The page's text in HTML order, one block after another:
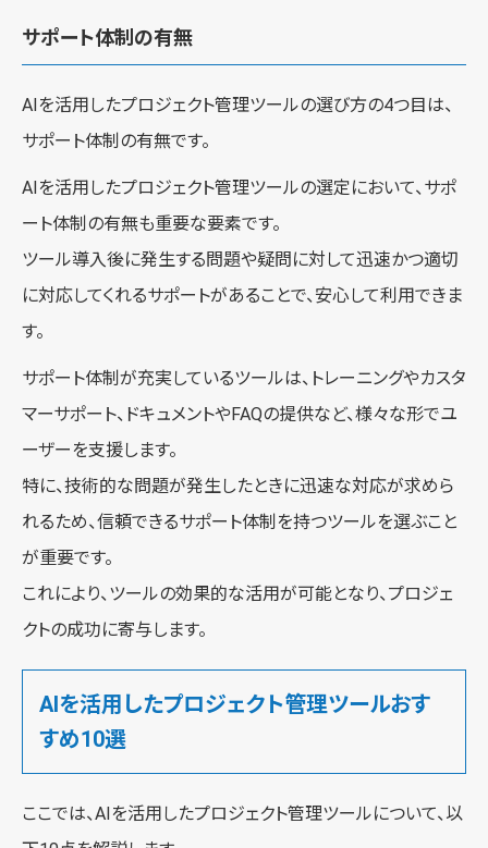
サポート体制の有無
AIを活用したプロジェクト管理ツールの選び方の4つ目は、
サポート体制の有無です。
AIを活用したプロジェクト管理ツールの選定において、サポ
ート体制の有無も重要な要素です。
ツール導入後に発生する問題や疑問に対して迅速かつ適切
に対応してくれるサポートがあることで、安心して利用できま
す。
サポート体制が充実しているツールは、トレーニングやカスタ
マーサポート、ドキュメントやFAQの提供など、様々な形でユ
ーザーを支援します。
特に、技術的な問題が発生したときに迅速な対応が求めら
れるため、信頼できるサポート体制を持つツールを選ぶこと
が重要です。
これにより、ツールの効果的な活用が可能となり、プロジェ
クトの成功に寄与します。
AIを活用したプロジェクト管理ツールおす
すめ10選
ここでは、AIを活用したプロジェクト管理ツールについて、以